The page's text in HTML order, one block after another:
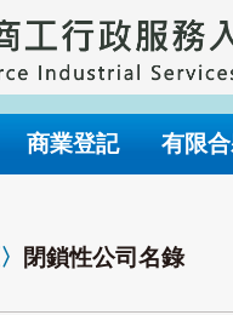
商業登記 有限
〉 閉鎖性公司名錄